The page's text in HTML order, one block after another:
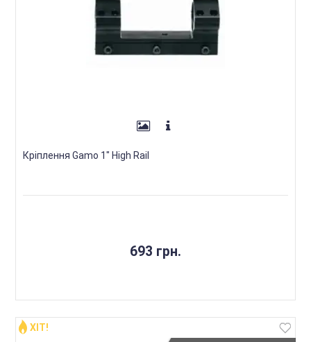
Кріплення Gamo 1" High Rail
693 грн.
ХІТ!